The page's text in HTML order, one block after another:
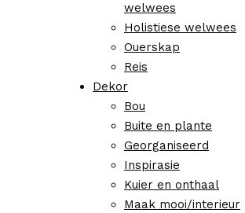
welwees
Holistiese welwees
Ouerskap
Reis
Dekor
Bou
Buite en plante
Georganiseerd
Inspirasie
Kuier en onthaal
Maak mooi/interieur